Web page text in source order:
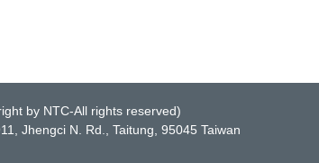
by NTC-All rights reserved)
Jhengci N. Rd., Taitung, 95045 Taiwan